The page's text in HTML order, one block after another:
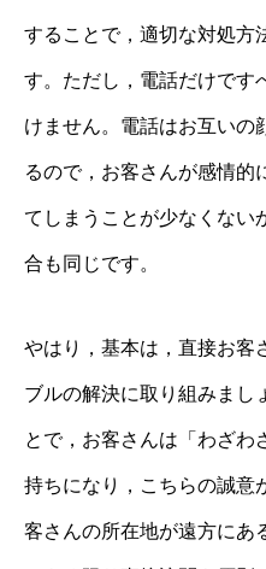
することで，適切な対処方
す。ただし，電話だけです
けません。電話はお互いの
るので，お客さんが感情的
てしまうことが少なくない
合も同じです。
やはり，基本は，直接お客
ブルの解決に取り組みまし
とで，お客さんは「わざわ
持ちになり，こちらの誠意
客さんの所在地が遠方にあ